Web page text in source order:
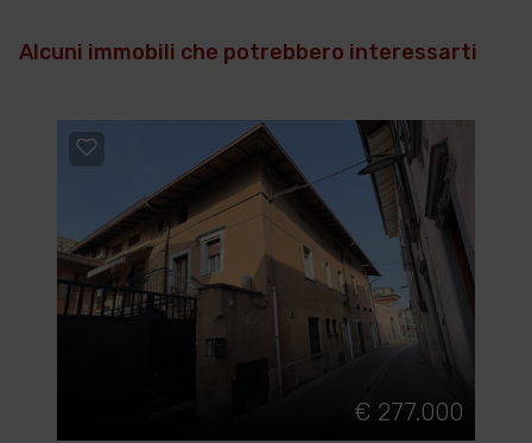
Alcuni immobili che potrebbero interessarti
€ 277.000